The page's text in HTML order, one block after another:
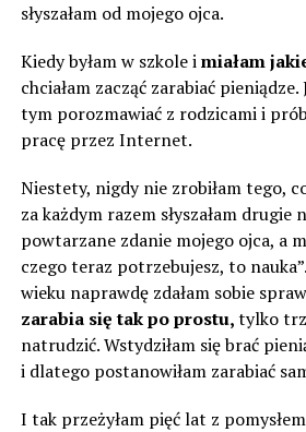
słyszałam od mojego ojca.
Kiedy byłam w szkole imiałam
chciałam zacząć zarabiać pieniądze.
tym porozmawiać z rodzicami i
pracę przez Internet.
Niestety, nigdy nie zrobiłam tego,
za każdym razem słyszałam drugie
powtarzane zdanie mojego ojca, a
czego teraz potrzebujesz, to
wieku naprawdę zdałam sobie
zarabia się tak po prostu,tylko
natrudzić. Wstydziłam się brać
i dlatego postanowiłam zarabiać
I tak przeżyłam pięć lat z